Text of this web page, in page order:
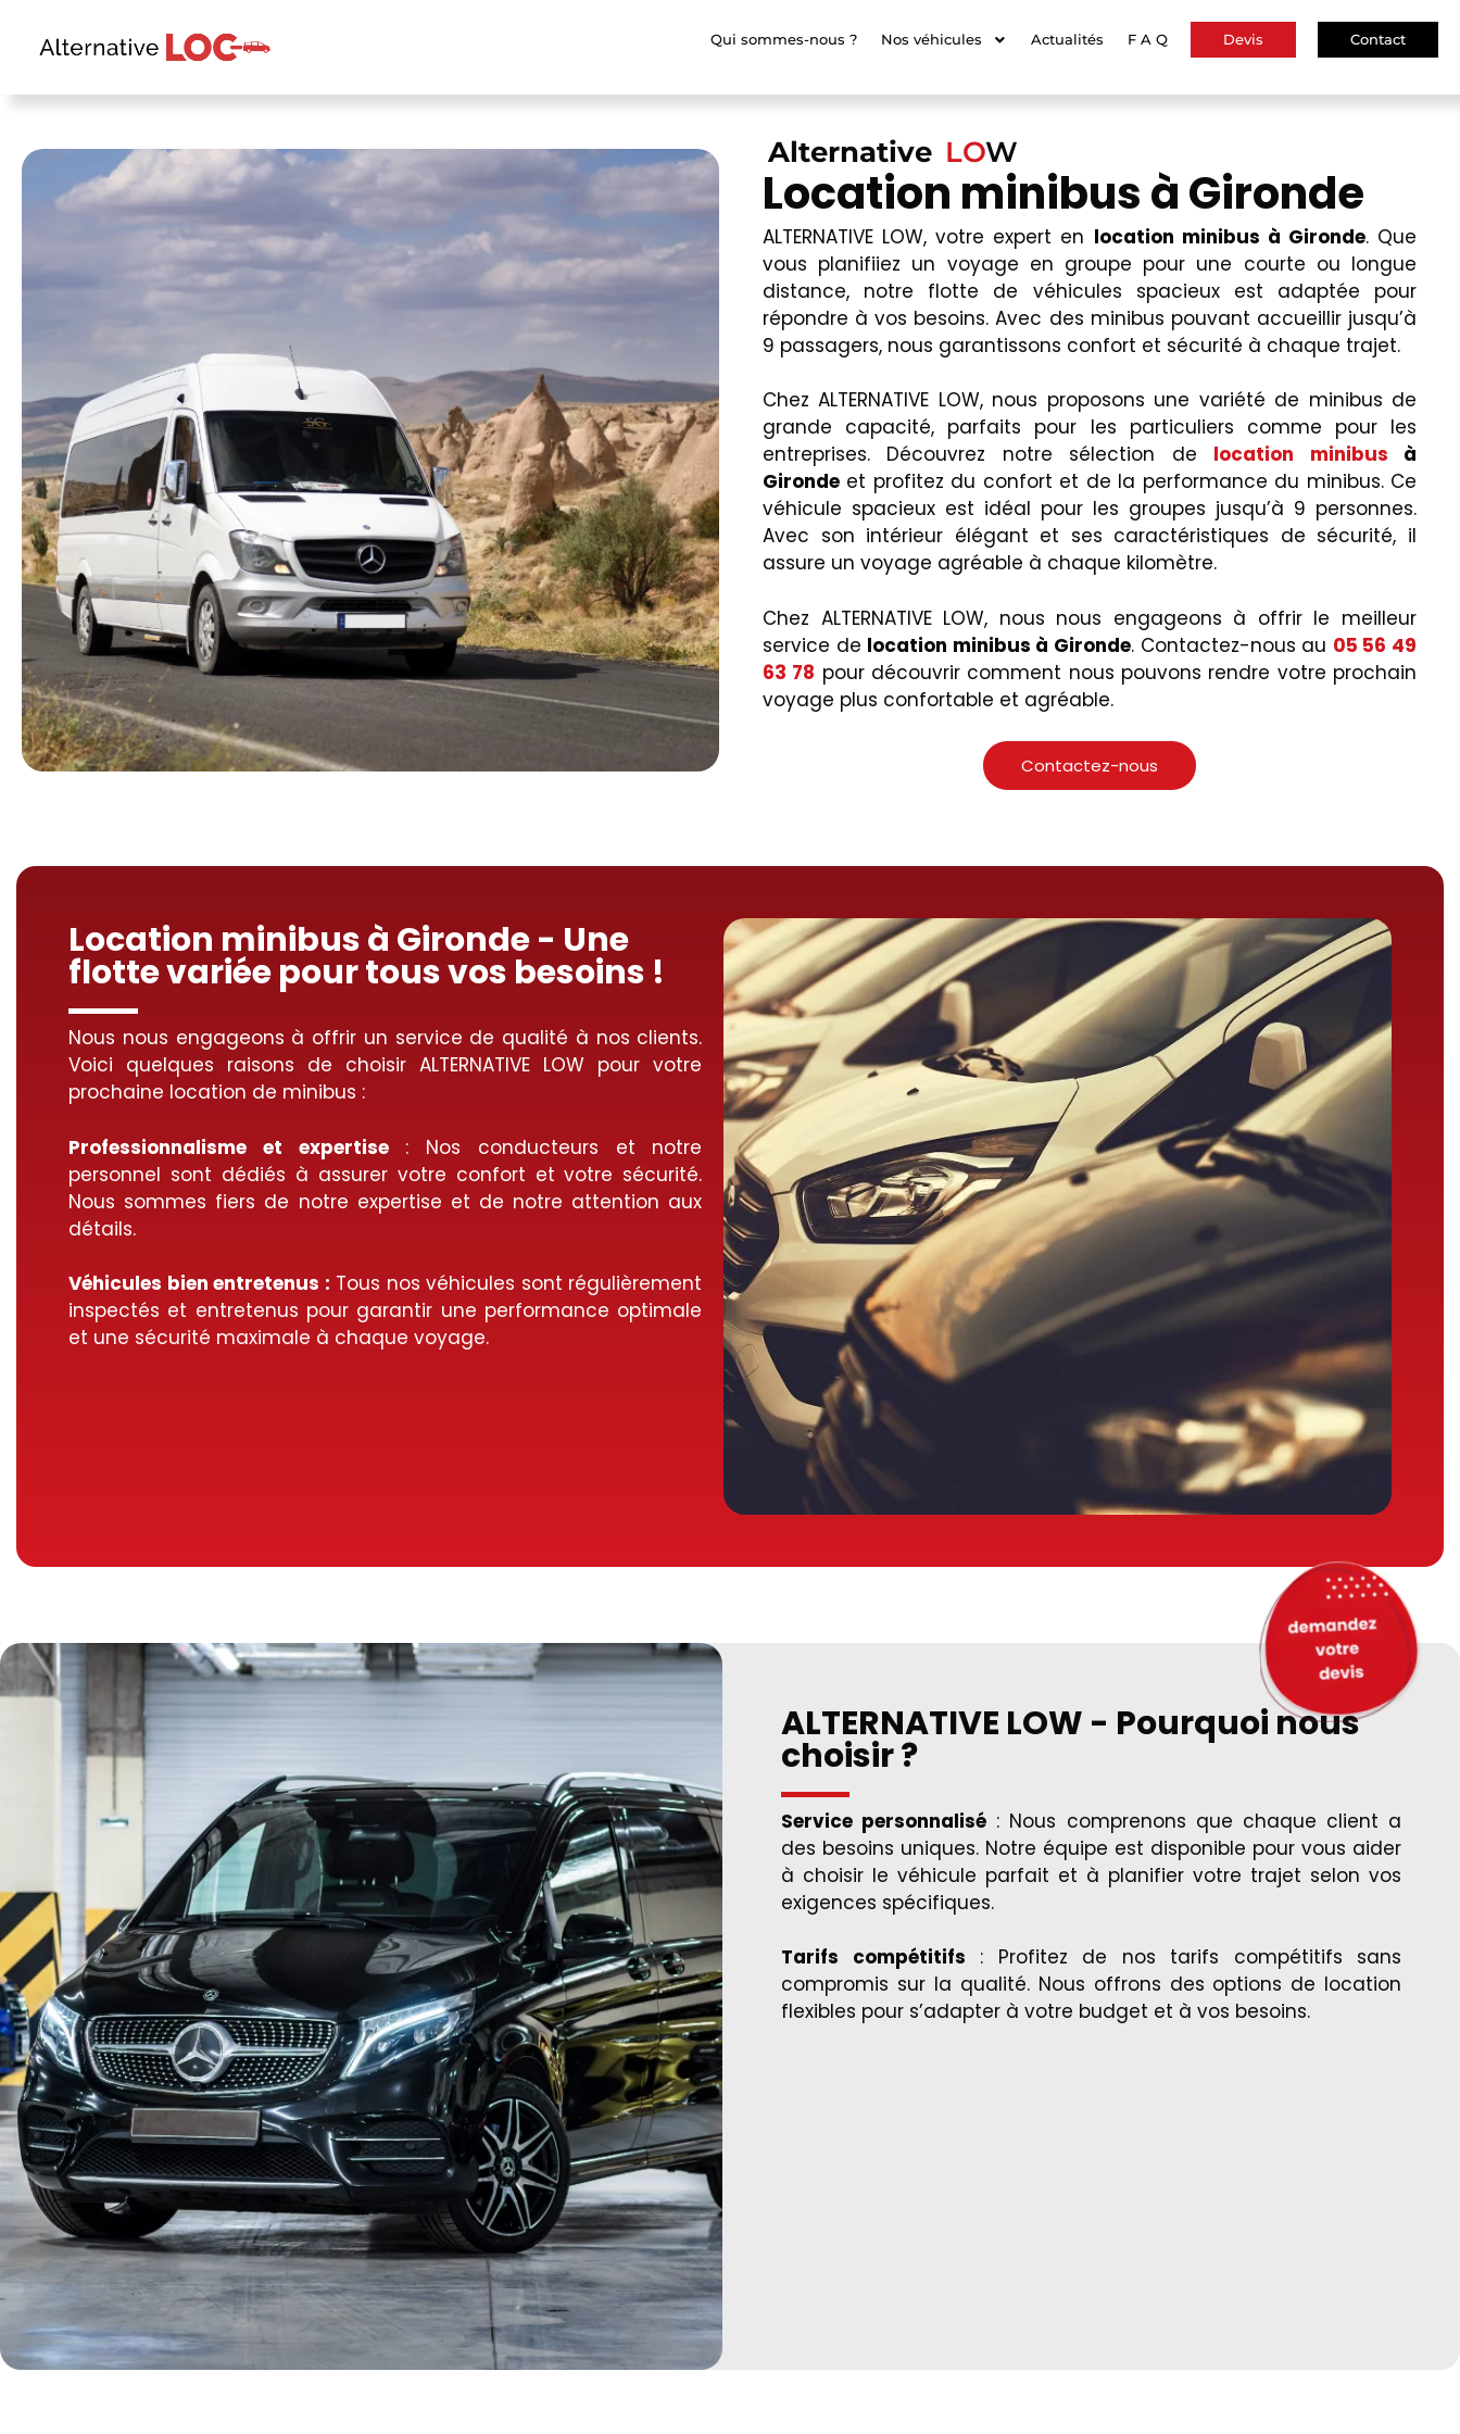
Qui sommes-nous ? Nos véhicules Actualités F A Q Devis Contact
Alternative LOW
Location minibus à Gironde
ALTERNATIVE LOW, votre expert en location minibus à Gironde. Que
vous planifiiez un voyage en groupe pour une courte ou longue
distance, notre flotte de véhicules spacieux est adaptée pour
répondre à vos besoins. Avec des minibus pouvant accueillir jusqu’à
9 passagers, nous garantissons confort et sécurité à chaque trajet.
Chez ALTERNATIVE LOW, nous proposons une variété de minibus de
grande capacité, parfaits pour les particuliers comme pour les
entreprises. Découvrez notre sélection de location minibus à
Gironde et profitez du confort et de la performance du minibus. Ce
véhicule spacieux est idéal pour les groupes jusqu’à 9 personnes.
Avec son intérieur élégant et ses caractéristiques de sécurité, il
assure un voyage agréable à chaque kilomètre.
Chez ALTERNATIVE LOW, nous nous engageons à offrir le meilleur
service de location minibus à Gironde. Contactez-nous au 05 56 49
63 78 pour découvrir comment nous pouvons rendre votre prochain
voyage plus confortable et agréable.
Contactez-nous
Location minibus à Gironde - Une
flotte variée pour tous vos besoins !
Nous nous engageons à offrir un service de qualité à nos clients.
Voici quelques raisons de choisir ALTERNATIVE LOW pour votre
prochaine location de minibus :
Professionnalisme et expertise: Nos conducteurs et notre
personnel sont dédiés à assurer votre confort et votre sécurité.
Nous sommes fiers de notre expertise et de notre attention aux
détails.
Véhicules bien entretenus : Tous nos véhicules sont régulièrement
inspectés et entretenus pour garantir une performance optimale
et une sécurité maximale à chaque voyage.
ALTERNATIVE LOW - Pourquoi nous
choisir ?
Service personnalisé : Nous comprenons que chaque client a
des besoins uniques. Notre équipe est disponible pour vous aider
à choisir le véhicule parfait et à planifier votre trajet selon vos
exigences spécifiques.
Tarifs compétitifs : Profitez de nos tarifs compétitifs sans
compromis sur la qualité. Nous offrons des options de location
flexibles pour s’adapter à votre budget et à vos besoins.